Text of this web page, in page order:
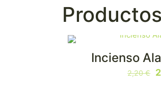
EN OFERTA
Incienso
2,20€
El